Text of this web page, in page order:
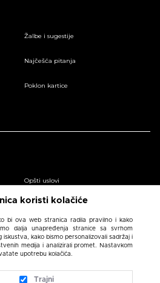
koristi kolačiće
bi ova web stranica radila pravilno i kako
dalja unapređenja stranice sa svrhom
iskustva, kako bismo personalizovali sadržaj i
medija i analizirali promet. Nastavkom
upotrebu kolačića.
Trajni
Žalbe i sugestije
Najčešća pitanja
Poklon kartice
Opšti uslovi
Pravilnik o zaštiti podataka o ličnosti